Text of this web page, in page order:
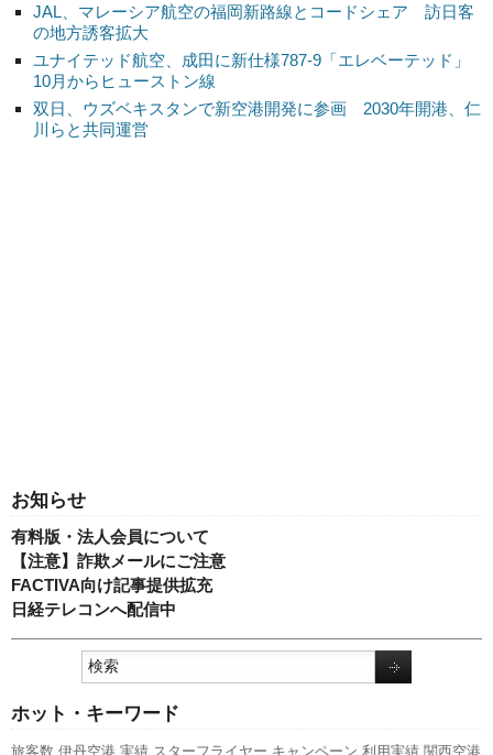
JAL、マレーシア航空の福岡新路線とコードシェア 訪日客
の地方誘客拡大
ユナイテッド航空、成田に新仕様787-9「エレベーテッド」
10月からヒューストン線
双日、ウズベキスタンで新空港開発に参画 2030年開港、仁
川らと共同運営
お知らせ
有料版・法人会員について
【注意】詐欺メールにご注意
FACTIVA向け記事提供拡充
日経テレコンへ配信中
ホット・キーワード
旅客数 伊丹空港 実績 スターフライヤー キャンペーン 利用実績 関西空港